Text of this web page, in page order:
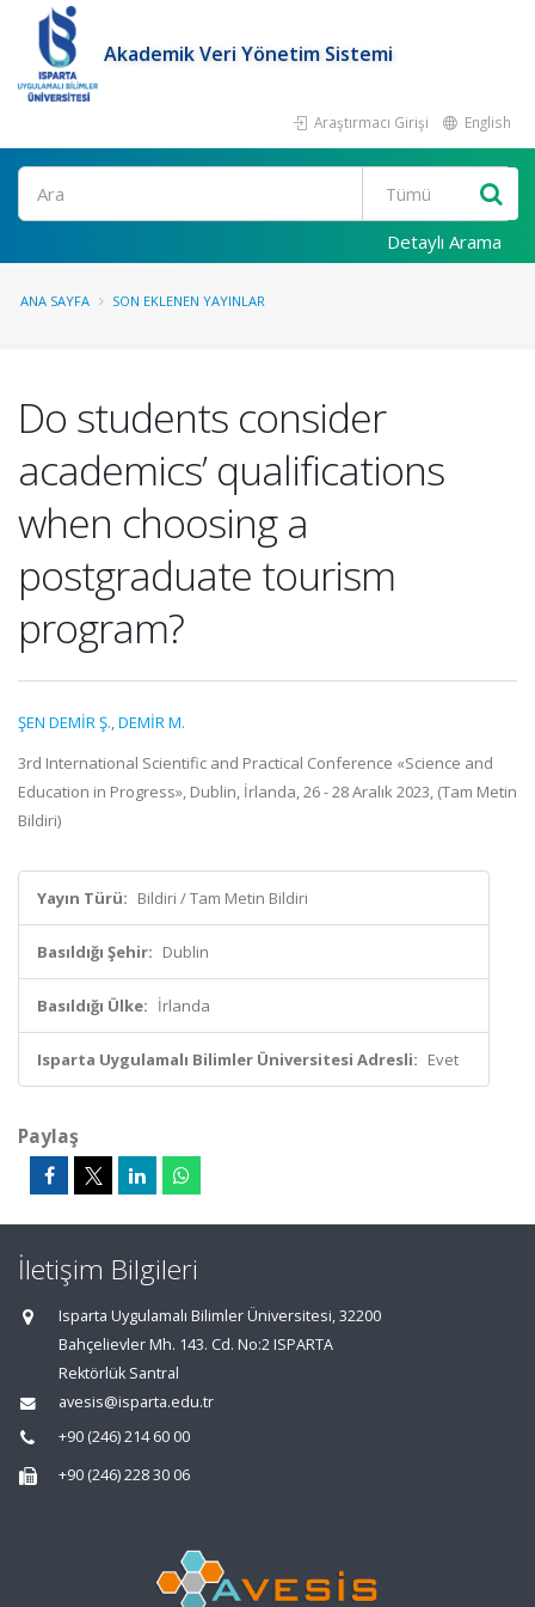
Akademik Veri Yönetim Sistemi
Araştırmacı Girişi English
Ara
Detaylı Arama
ANA SAYFA SON EKLENEN YAYINLAR
Do students consider
academics’ qualifications
when choosing a
postgraduate tourism
program?
ŞEN DEMİR Ş.,DEMİR M.
3rd International Scientific and Practical Conference «Science and
Education in Progress», Dublin, İrlanda, 26 - 28 Aralık 2023, (Tam Metin
Bildiri)
Yayın Türü: Bildiri / Tam Metin Bildiri
Basıldığı Şehir: Dublin
Basıldığı Ülke: İrlanda
Isparta Uygulamalı Bilimler Üniversitesi Adresli: Evet
Paylaş
İletişim Bilgileri
Isparta Uygulamalı Bilimler Üniversitesi, 32200
Bahçelievler Mh. 143. Cd. No:2 ISPARTA
Rektörlük Santral
avesis@isparta.edu.tr
+90 (246) 214 60 00
+90 (246) 228 30 06